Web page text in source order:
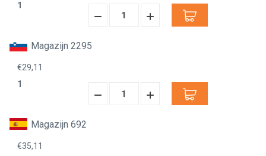
1
Hoeveelheid
Hoeveelheid
Magazijn 2295
€29,11
1
Hoeveelheid
Hoeveelheid
Magazijn 692
€35,11